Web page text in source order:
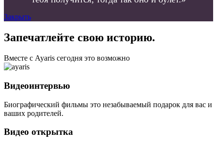
Закрыть
Запечатлейте свою историю.
Вместе с Ayaris сегодня это возможно
Видеоинтервью
Биографический фильмы это незабываемый подарок для вас и
ваших родителей.
Видео открытка